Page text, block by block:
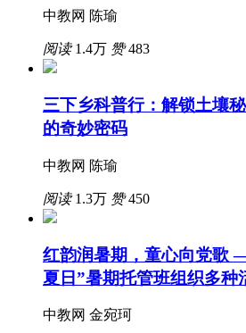
中教网 陈瑜
阅读1.4万 赞483
三下乡科普行：解锁土壤
的奇妙密码
中教网 陈瑜
阅读1.3万 赞450
红韵润暑期，童心向党歌
夏日”暑期托管班组织多种
中教网 金宛珂